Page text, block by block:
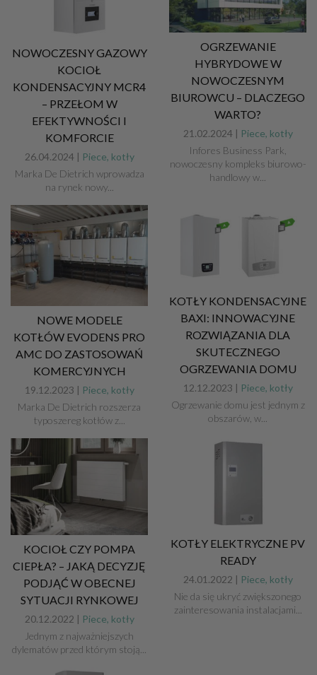
NOWOCZESNY GAZOWY
KOCIOŁ
KONDENSACYJNY MCR4
– PRZEŁOM W
EFEKTYWNOŚCI I
KOMFORCIE
26.04.2024 | Piece, kotły
Marka De Dietrich wprowadza
na rynek nowy...
OGRZEWANIE
HYBRYDOWE W
NOWOCZESNYM
BIUROWCU – DLACZEGO
WARTO?
21.02.2024 | Piece, kotły
Infores Business Park,
nowoczesny kompleks biurowo-
handlowy w...
NOWE MODELE
KOTŁÓW EVODENS PRO
AMC DO ZASTOSOWAŃ
KOMERCYJNYCH
19.12.2023 | Piece, kotły
Marka De Dietrich rozszerza
typoszereg kotłów z...
KOTŁY KONDENSACYJNE
BAXI: INNOWACYJNE
ROZWIĄZANIA DLA
SKUTECZNEGO
OGRZEWANIA DOMU
12.12.2023 | Piece, kotły
Ogrzewanie domu jest jednym z
obszarów, w...
KOCIOŁ CZY POMPA
CIEPŁA? – JAKĄ DECYZJĘ
PODJĄĆ W OBECNEJ
SYTUACJI RYNKOWEJ
20.12.2022 | Piece, kotły
Jednym z najważniejszych
dylematów przed którym stoją...
KOTŁY ELEKTRYCZNE PV
READY
24.01.2022 | Piece, kotły
Nie da się ukryć zwiększonego
zainteresowania instalacjami...